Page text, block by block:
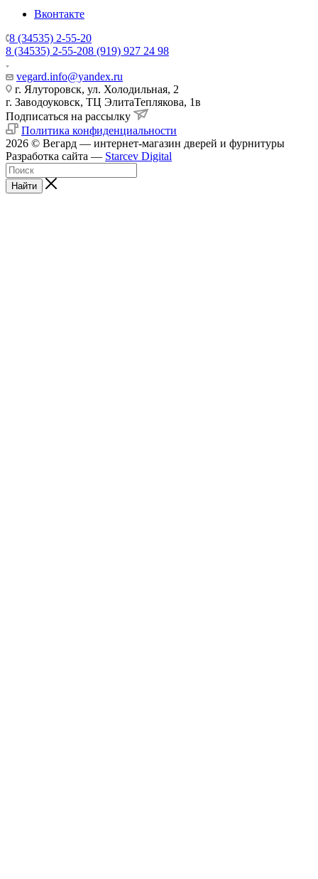
Вконтакте
8 (34535) 2-55-20
8 (34535) 2-55-208 (919) 927 24 98
vegard.info@yandex.ru
г. Ялуторовск, ул. Холодильная, 2
г. Заводоуковск, ​ТЦ Элита​Теплякова, 1в
Подписаться на рассылку
Политика конфиденциальности
2026 © Вегард — интернет-магазин дверей и фурнитуры
Разработка сайта — Starcev Digital
Найти